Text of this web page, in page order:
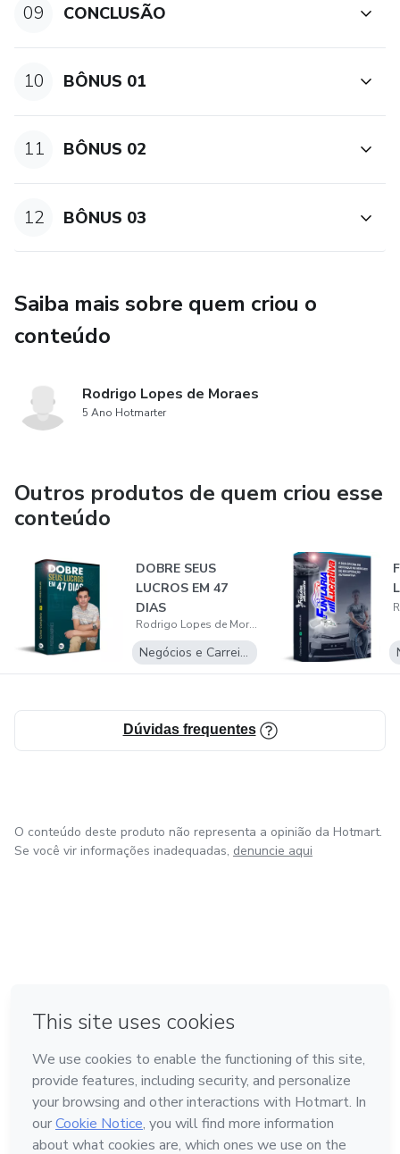
09 CONCLUSÃO
10 BÔNUS 01
11 BÔNUS 02
12 BÔNUS 03
Saiba mais sobre quem criou o
conteúdo
Rodrigo Lopes de Moraes
5 Ano Hotmarter
Outros produtos de quem criou esse
conteúdo
DOBRE SEUS
LUCROS EM 47
DIAS
Rodrigo Lopes de Moraes
Negócios e Carreira
Dúvidas frequentes
O conteúdo deste produto não representa a opinião da Hotmart.
Se você vir informações inadequadas, denuncie aqui
Feito com ❤ em Bogotá
Conheça a Hotmart